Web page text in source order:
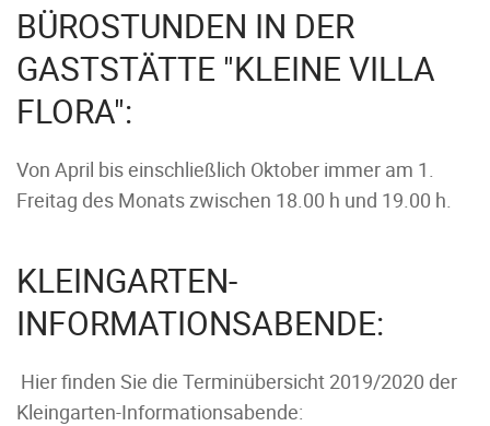
BÜROSTUNDEN IN DER
GASTSTÄTTE "KLEINE VILLA
FLORA":
Von April bis einschließlich Oktober immer am 1.
Freitag des Monats zwischen 18.00 h und 19.00 h.
KLEINGARTEN-
INFORMATIONSABENDE:
Hier finden Sie die Terminübersicht 2019/2020 der
Kleingarten-Informationsabende: